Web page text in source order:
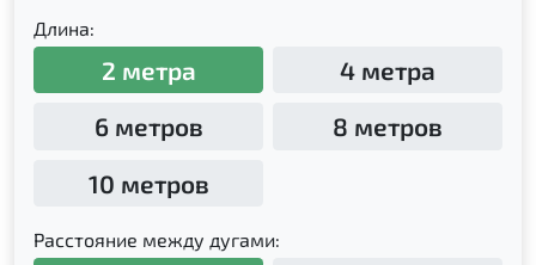
Длина:
2 метра
4 метра
6 метров
8 метров
10 метров
Расстояние между дугами: